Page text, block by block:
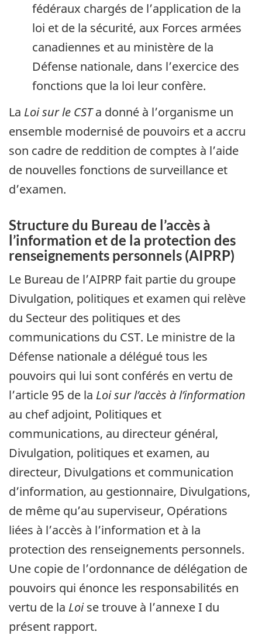
fédéraux chargés de l’application de la
loi et de la sécurité, aux Forces armées
canadiennes et au ministère de la
Défense nationale, dans l’exercice des
fonctions que la loi leur confère.
La Loi sur le CSTa donné à l’organisme un
ensemble modernisé de pouvoirs et a accru
son cadre de reddition de comptes à l’aide
de nouvelles fonctions de surveillance et
d’examen.
Structure du Bureau de l’accès à
l’information et de la protection des
renseignements personnels (AIPRP)
Le Bureau de l’AIPRP fait partie du groupe
Divulgation, politiques et examen qui relève
du Secteur des politiques et des
communications du CST. Le ministre de la
Défense nationale a délégué tous les
pouvoirs qui lui sont conférés en vertu de
l’article 95 de la Loi sur l’accès à l’information
au chef adjoint, Politiques et
communications, au directeur général,
Divulgation, politiques et examen, au
directeur, Divulgations et communication
d’information, au gestionnaire, Divulgations,
de même qu’au superviseur, Opérations
liées à l’accès à l’information et à la
protection des renseignements personnels.
Une copie de l’ordonnance de délégation de
pouvoirs qui énonce les responsabilités en
vertu de la Loise trouve à l’annexe I du
présent rapport.